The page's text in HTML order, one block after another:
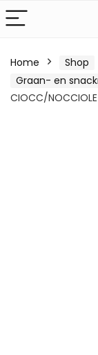
Home Shop
Graan- en
CIOCC/NOCCIOLE